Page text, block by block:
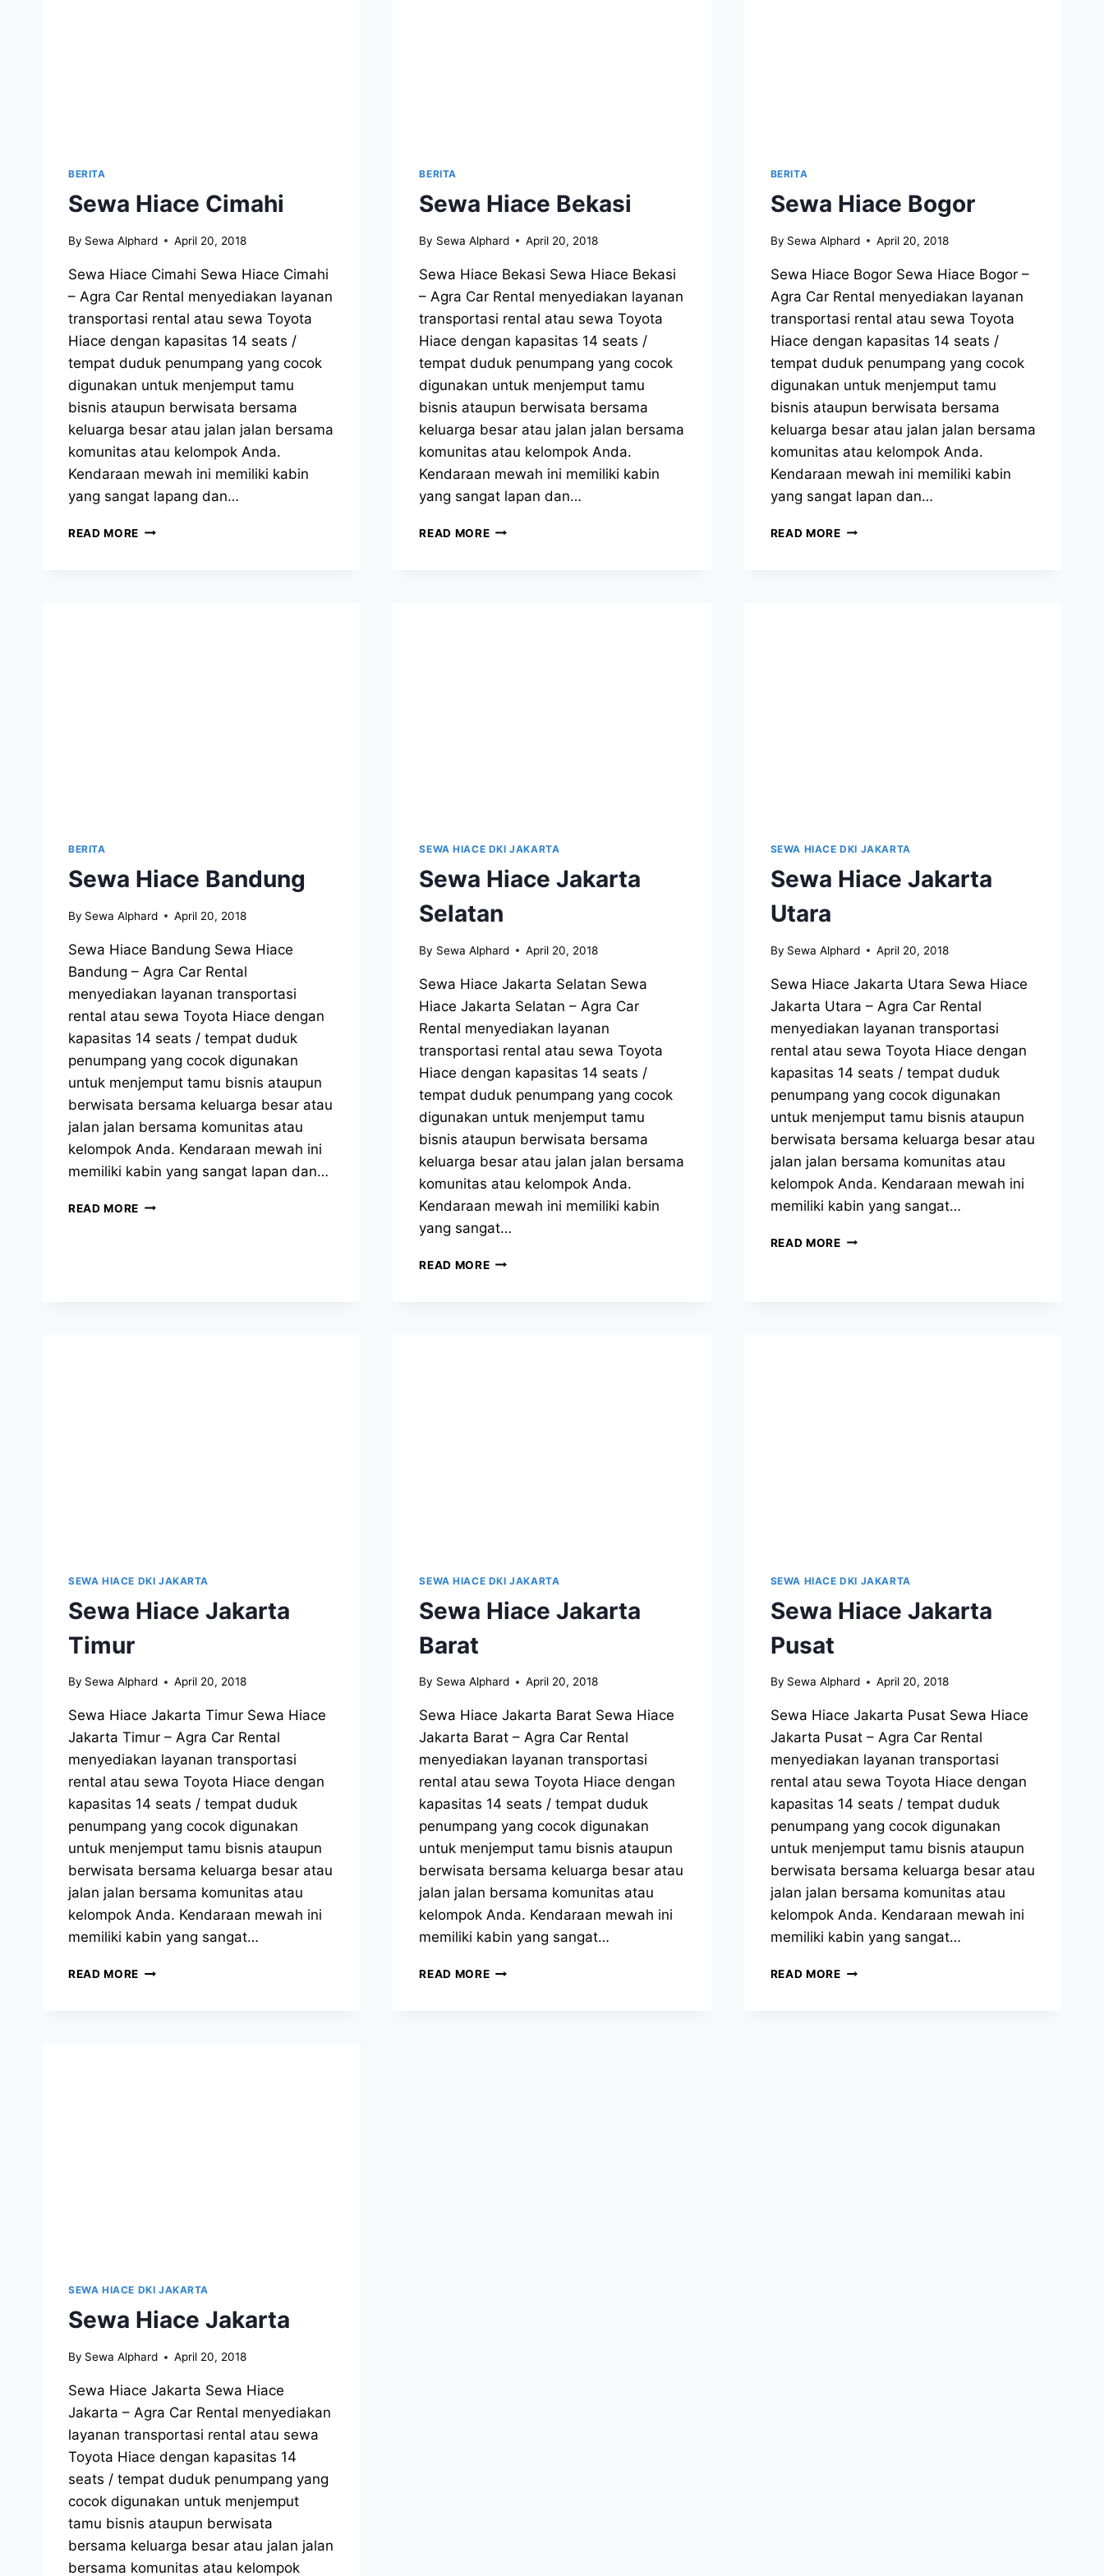
BERITA
Sewa Hiace Cimahi
By Sewa Alphard April 20, 2018
Sewa Hiace Cimahi Sewa Hiace Cimahi
– Agra Car Rental menyediakan layanan
transportasi rental atau sewa Toyota
Hiace dengan kapasitas 14 seats /
tempat duduk penumpang yang cocok
digunakan untuk menjemput tamu
bisnis ataupun berwisata bersama
keluarga besar atau jalan jalan bersama
komunitas atau kelompok Anda.
Kendaraan mewah ini memiliki kabin
yang sangat lapang dan…
READ MORE SEWA
BERITA
Sewa Hiace Bekasi
By Sewa Alphard April 20, 2018
Sewa Hiace Bekasi Sewa Hiace Bekasi
– Agra Car Rental menyediakan layanan
transportasi rental atau sewa Toyota
Hiace dengan kapasitas 14 seats /
tempat duduk penumpang yang cocok
digunakan untuk menjemput tamu
bisnis ataupun berwisata bersama
keluarga besar atau jalan jalan bersama
komunitas atau kelompok Anda.
Kendaraan mewah ini memiliki kabin
yang sangat lapan dan…
READ MORE SEWA
BERITA
Sewa Hiace Bogor
By Sewa Alphard April 20, 2018
Sewa Hiace Bogor Sewa Hiace Bogor –
Agra Car Rental menyediakan layanan
transportasi rental atau sewa Toyota
Hiace dengan kapasitas 14 seats /
tempat duduk penumpang yang cocok
digunakan untuk menjemput tamu
bisnis ataupun berwisata bersama
keluarga besar atau jalan jalan bersama
komunitas atau kelompok Anda.
Kendaraan mewah ini memiliki kabin
yang sangat lapan dan…
READ MORE SEWA
BERITA
Sewa Hiace Bandung
By Sewa Alphard April 20, 2018
Sewa Hiace Bandung Sewa Hiace
Bandung – Agra Car Rental
menyediakan layanan transportasi
rental atau sewa Toyota Hiace dengan
kapasitas 14 seats / tempat duduk
penumpang yang cocok digunakan
untuk menjemput tamu bisnis ataupun
berwisata bersama keluarga besar atau
jalan jalan bersama komunitas atau
kelompok Anda. Kendaraan mewah ini
memiliki kabin yang sangat lapan dan…
READ MORE SEWA
SEWA HIACE DKI JAKARTA
Sewa Hiace Jakarta
Selatan
By Sewa Alphard April 20, 2018
Sewa Hiace Jakarta Selatan Sewa
Hiace Jakarta Selatan – Agra Car
Rental menyediakan layanan
transportasi rental atau sewa Toyota
Hiace dengan kapasitas 14 seats /
tempat duduk penumpang yang cocok
digunakan untuk menjemput tamu
bisnis ataupun berwisata bersama
keluarga besar atau jalan jalan bersama
komunitas atau kelompok Anda.
Kendaraan mewah ini memiliki kabin
yang sangat…
READ MORE SEWA
SEWA HIACE DKI JAKARTA
Sewa Hiace Jakarta
Utara
By Sewa Alphard April 20, 2018
Sewa Hiace Jakarta Utara Sewa Hiace
Jakarta Utara – Agra Car Rental
menyediakan layanan transportasi
rental atau sewa Toyota Hiace dengan
kapasitas 14 seats / tempat duduk
penumpang yang cocok digunakan
untuk menjemput tamu bisnis ataupun
berwisata bersama keluarga besar atau
jalan jalan bersama komunitas atau
kelompok Anda. Kendaraan mewah ini
memiliki kabin yang sangat…
READ MORE SEWA
SEWA HIACE DKI JAKARTA
Sewa Hiace Jakarta
Timur
By Sewa Alphard April 20, 2018
Sewa Hiace Jakarta Timur Sewa Hiace
Jakarta Timur – Agra Car Rental
menyediakan layanan transportasi
rental atau sewa Toyota Hiace dengan
kapasitas 14 seats / tempat duduk
penumpang yang cocok digunakan
untuk menjemput tamu bisnis ataupun
berwisata bersama keluarga besar atau
jalan jalan bersama komunitas atau
kelompok Anda. Kendaraan mewah ini
memiliki kabin yang sangat…
READ MORE SEWA
SEWA HIACE DKI JAKARTA
Sewa Hiace Jakarta
Barat
By Sewa Alphard April 20, 2018
Sewa Hiace Jakarta Barat Sewa Hiace
Jakarta Barat – Agra Car Rental
menyediakan layanan transportasi
rental atau sewa Toyota Hiace dengan
kapasitas 14 seats / tempat duduk
penumpang yang cocok digunakan
untuk menjemput tamu bisnis ataupun
berwisata bersama keluarga besar atau
jalan jalan bersama komunitas atau
kelompok Anda. Kendaraan mewah ini
memiliki kabin yang sangat…
READ MORE SEWA
SEWA HIACE DKI JAKARTA
Sewa Hiace Jakarta
Pusat
By Sewa Alphard April 20, 2018
Sewa Hiace Jakarta Pusat Sewa Hiace
Jakarta Pusat – Agra Car Rental
menyediakan layanan transportasi
rental atau sewa Toyota Hiace dengan
kapasitas 14 seats / tempat duduk
penumpang yang cocok digunakan
untuk menjemput tamu bisnis ataupun
berwisata bersama keluarga besar atau
jalan jalan bersama komunitas atau
kelompok Anda. Kendaraan mewah ini
memiliki kabin yang sangat…
READ MORE SEWA
SEWA HIACE DKI JAKARTA
Sewa Hiace Jakarta
By Sewa Alphard April 20, 2018
Sewa Hiace Jakarta Sewa Hiace
Jakarta – Agra Car Rental menyediakan
layanan transportasi rental atau sewa
Toyota Hiace dengan kapasitas 14
seats / tempat duduk penumpang yang
cocok digunakan untuk menjemput
tamu bisnis ataupun berwisata
bersama keluarga besar atau jalan jalan
bersama komunitas atau kelompok